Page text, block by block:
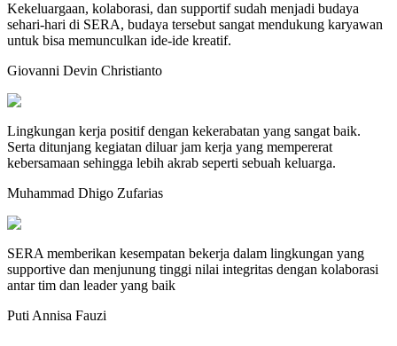
Kekeluargaan, kolaborasi, dan supportif sudah menjadi budaya
sehari-hari di SERA, budaya tersebut sangat mendukung karyawan
untuk bisa memunculkan ide-ide kreatif.
Giovanni Devin Christianto
Lingkungan kerja positif dengan kekerabatan yang sangat baik.
Serta ditunjang kegiatan diluar jam kerja yang mempererat
kebersamaan sehingga lebih akrab seperti sebuah keluarga.
Muhammad Dhigo Zufarias
SERA memberikan kesempatan bekerja dalam lingkungan yang
supportive dan menjunung tinggi nilai integritas dengan kolaborasi
antar tim dan leader yang baik
Puti Annisa Fauzi